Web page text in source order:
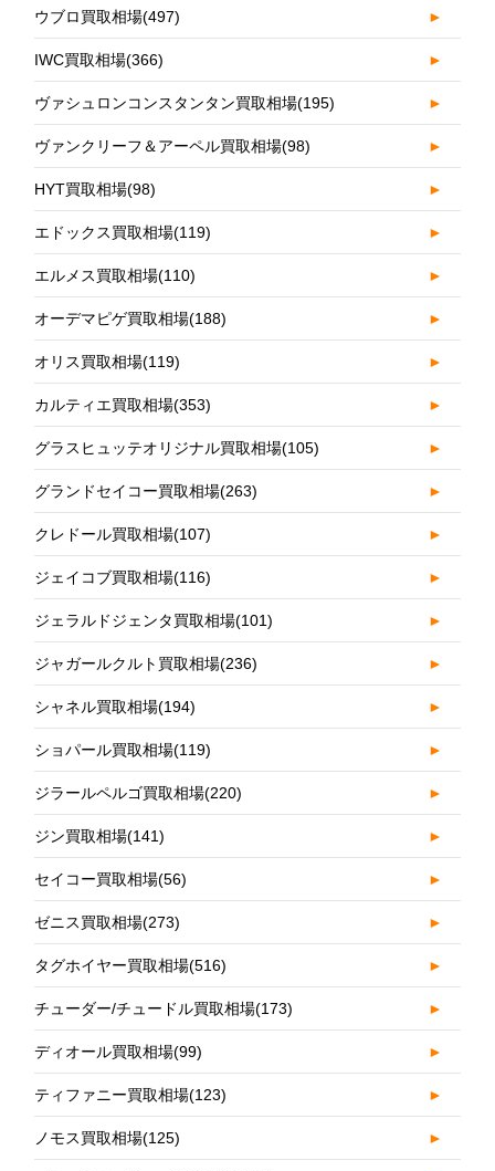
ウブロ買取相場(497) ►
IWC買取相場(366) ►
ヴァシュロンコンスタンタン買取相場(195) ►
ヴァンクリーフ＆アーペル買取相場(98) ►
HYT買取相場(98) ►
エドックス買取相場(119) ►
エルメス買取相場(110) ►
オーデマピゲ買取相場(188) ►
オリス買取相場(119) ►
カルティエ買取相場(353) ►
グラスヒュッテオリジナル買取相場(105) ►
グランドセイコー買取相場(263) ►
クレドール買取相場(107) ►
ジェイコブ買取相場(116) ►
ジェラルドジェンタ買取相場(101) ►
ジャガールクルト買取相場(236) ►
シャネル買取相場(194) ►
ショパール買取相場(119) ►
ジラールペルゴ買取相場(220) ►
ジン買取相場(141) ►
セイコー買取相場(56) ►
ゼニス買取相場(273) ►
タグホイヤー買取相場(516) ►
チューダー/チュードル買取相場(173) ►
ディオール買取相場(99) ►
ティファニー買取相場(123) ►
ノモス買取相場(125) ►